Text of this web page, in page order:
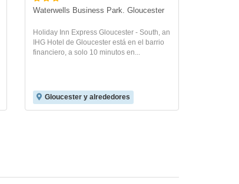
Waterwells Business Park. Gloucester
Holiday Inn Express Gloucester - South, an
IHG Hotel de Gloucester está en el barrio
financiero, a solo 10 minutos en...
Gloucester y alrededores